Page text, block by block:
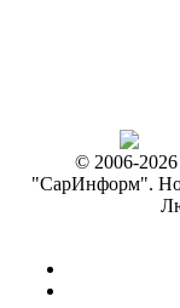
© 2006-
"СарИнформ".